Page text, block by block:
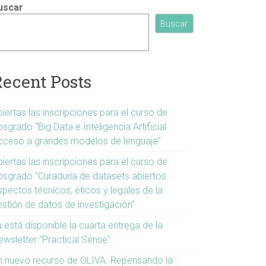
Buscar
Posts
las inscripciones para el curso de
“Big Data e Inteligencia Artificial.
a grandes modelos de lenguaje”
las inscripciones para el curso de
“Curaduría de datasets abiertos.
técnicos, éticos y legales de la
de datos de investigación”
está disponible la cuarta entrega de la
“Practical Sense”
nuevo recurso de OLIVA. Repensando la